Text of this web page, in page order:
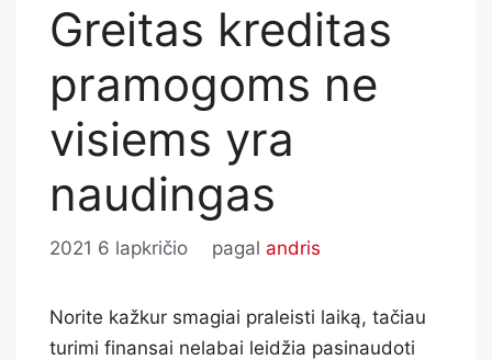
Greitas kreditas
pramogoms ne
visiems yra
naudingas
2021 6 lapkričio pagal andris
Norite kažkur smagiai praleisti laiką, tačiau
turimi finansai nelabai leidžia pasinaudoti